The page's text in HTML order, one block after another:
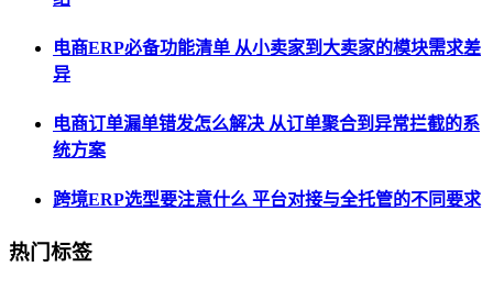
电商ERP必备功能清单 从小卖家到大卖家的模块需求差
异
电商订单漏单错发怎么解决 从订单聚合到异常拦截的系
统方案
跨境ERP选型要注意什么 平台对接与全托管的不同要求
热门标签